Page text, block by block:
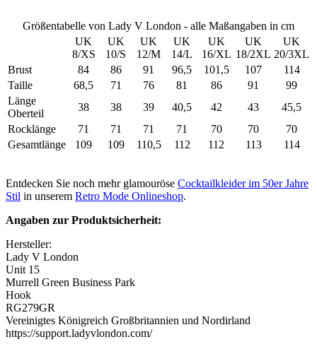
Größentabelle von Lady V London - alle Maßangaben in cm
UK
8/XS
UK
10/S
UK
12/M
UK
14/L
UK
16/XL
UK
18/2XL
UK
20/3XL
Brust
84 86 91 96,5 101,5 107
114
Taille
68,5 71 76 81 86 91
99
Länge
Oberteil
38 38 39 40,5 42 43
45,5
Rocklänge
71 71 71 71 70 70
70
Gesamtlänge
109 109 110,5 112 112 113 114
Entdecken Sie noch mehr glamouröse Cocktailkleider im 50er Jahre
Stil in unserem Retro Mode Onlineshop.
Angaben zur Produktsicherheit:
Hersteller:
Lady V London
Unit 15
Murrell Green Business Park
Hook
RG279GR
Vereinigtes Königreich Großbritannien und Nordirland
https://support.ladyvlondon.com/